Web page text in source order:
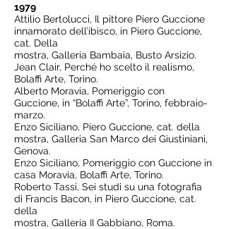
1979
Attilio Bertolucci, Il pittore Piero Guccione
innamorato dell’ibisco, in Piero Guccione,
cat. Della
mostra, Galleria Bambaia, Busto Arsizio.
Jean Clair, Perché ho scelto il realismo,
Bolaffi Arte, Torino.
Alberto Moravia, Pomeriggio con
Guccione, in “Bolaffi Arte”, Torino, febbraio-
marzo.
Enzo Siciliano, Piero Guccione, cat. della
mostra, Galleria San Marco dei Giustiniani,
Genova.
Enzo Siciliano, Pomeriggio con Guccione in
casa Moravia, Bolaffi Arte, Torino.
Roberto Tassi, Sei studi su una fotografia
di Francis Bacon, in Piero Guccione, cat.
della
mostra, Galleria II Gabbiano, Roma.